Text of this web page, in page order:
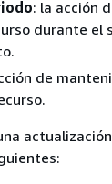
: la acción
durante el
de